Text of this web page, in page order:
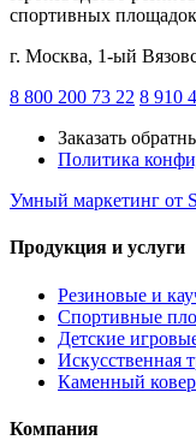
спортивных
г. Москва, 1-ый
8 800 200 73 22 8 910
Заказать
Политика
Умный маркетинг от
Продукция и услуги
Резиновые и
Спортивные
Детские
Искусственная
Каменный
Компания